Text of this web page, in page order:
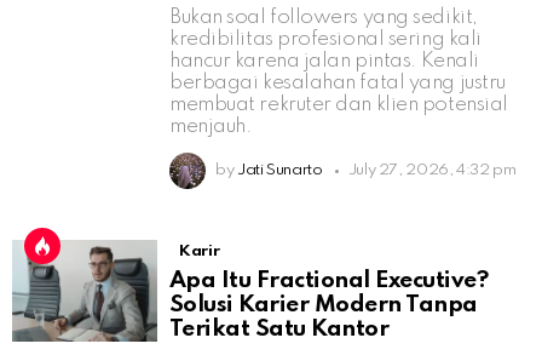
Bukan soal followers yang sedikit,
kredibilitas profesional sering kali
hancur karena jalan pintas. Kenali
berbagai kesalahan fatal yang justru
membuat rekruter dan klien potensial
menjauh.
by Jati Sunarto July 27, 2026, 4:32 pm
Karir
Apa Itu Fractional Executive?
Solusi Karier Modern Tanpa
Terikat Satu Kantor